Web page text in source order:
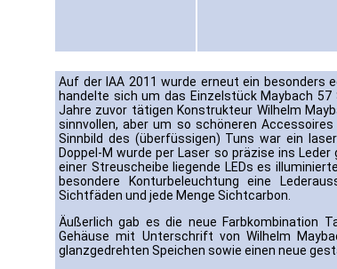
Auf der IAA 2011 wurde erneut ein besonders
handelte sich um das Einzelstück Maybach
Jahre zuvor tätigen Konstrukteur Wilhelm
sinnvollen, aber um so schöneren
Sinnbild des (überfüssigen) Tuns war ein
Doppel-M wurde per Laser so präzise ins
einer Streuscheibe liegende LEDs es
besondere Konturbeleuchtung eine
Sichtfäden und jede Menge Sichtcarbon.
Äußerlich gab es die neue Farbkombination
Gehäuse mit Unterschrift von Wilhelm
glanzgedrehten Speichen sowie einen neue